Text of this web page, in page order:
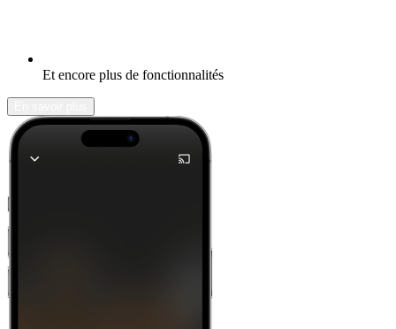
Et encore plus de fonctionnalités